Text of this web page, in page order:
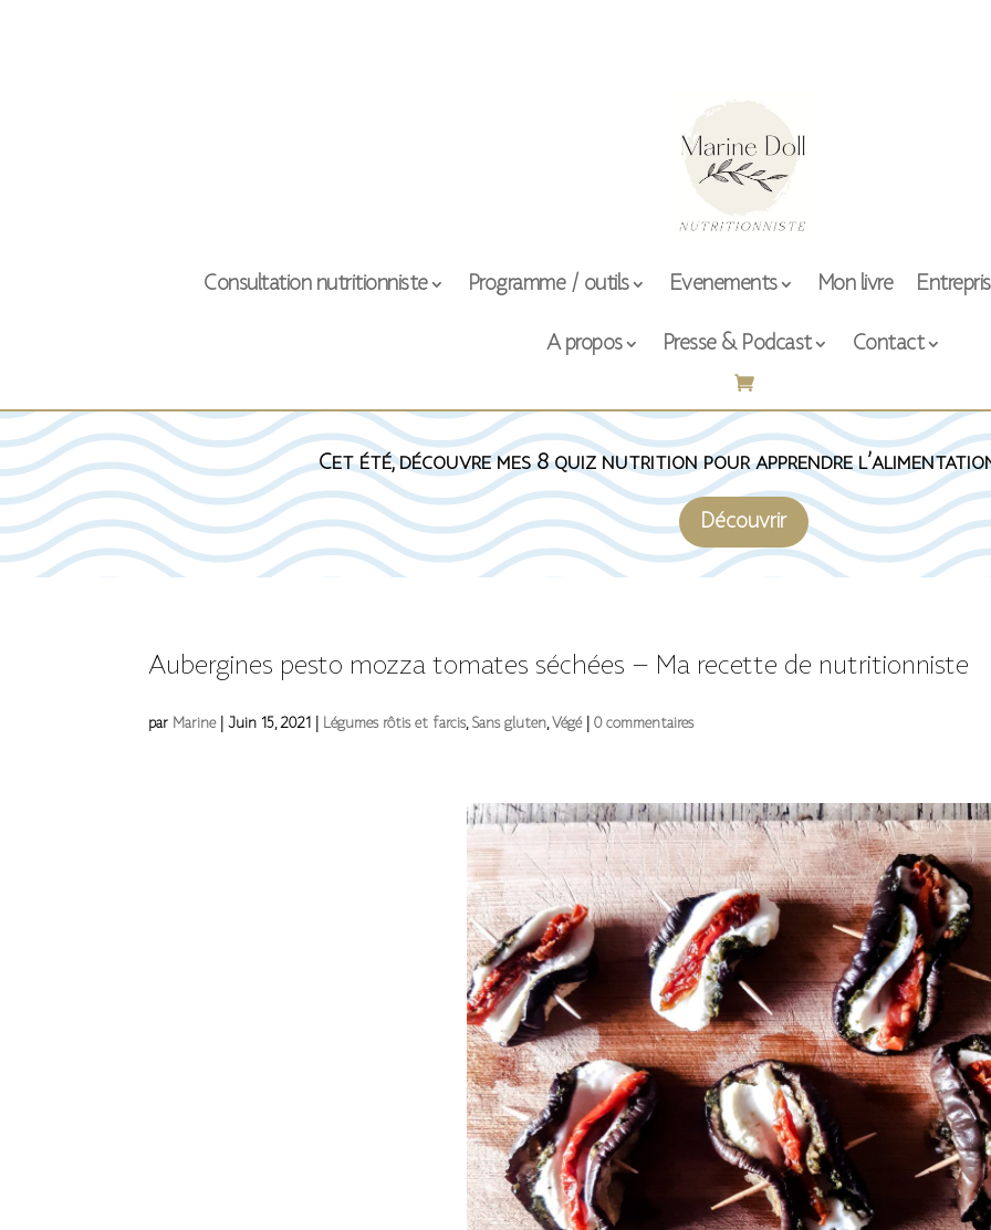
Consultation nutritionniste Programme / outils Evenements Mon livre
A propos Presse & Podcast Contact
Cet été, découvre mes 8 quiz nutrition pour apprendre
Découvrir
Aubergines pesto mozza tomates séchées – Ma recette de nutritionniste
par Marine|Juin 15, 2021 Légumes rôtis et farcis, Sans gluten,Végé|0 commentaires